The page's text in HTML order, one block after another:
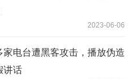
2023-06-06
家电台遭黑客攻击，播放伪造
讲话